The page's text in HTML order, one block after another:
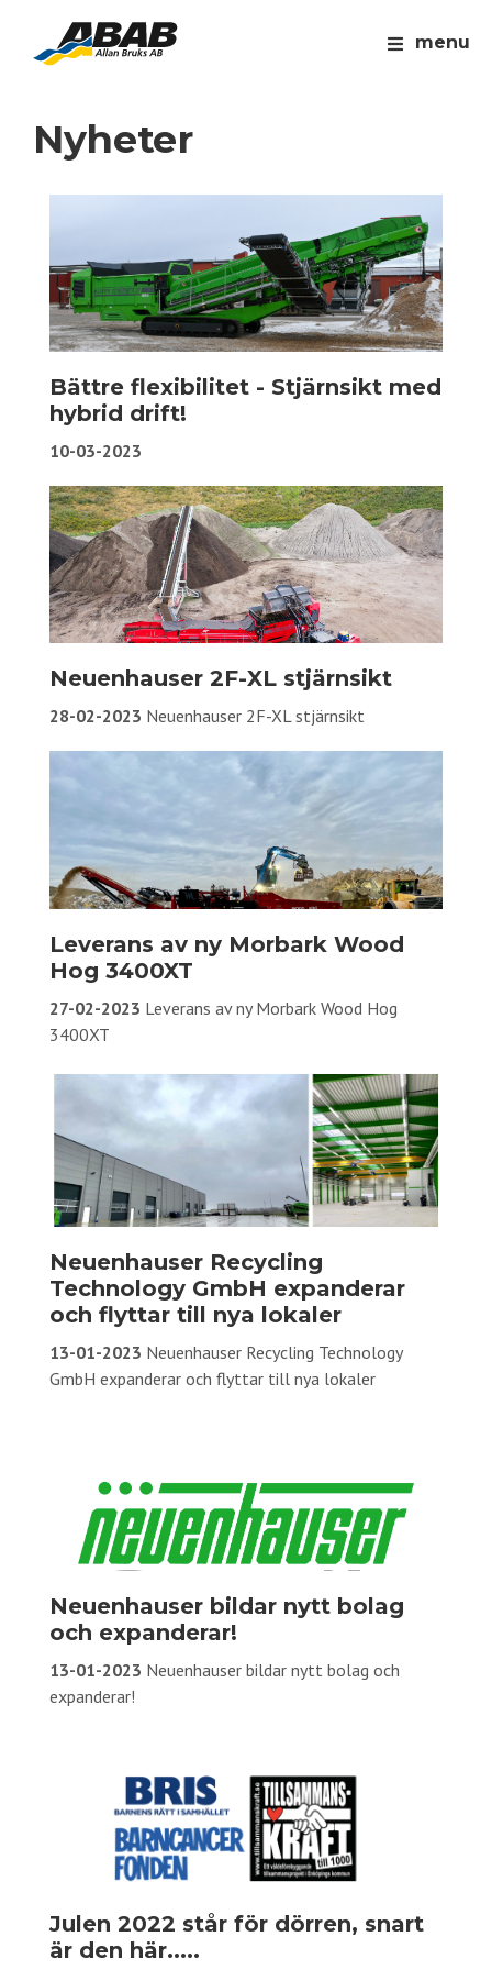
menu
Nyheter
Bättre flexibilitet - Stjärnsikt med
hybrid drift!
10-03-2023
Neuenhauser 2F-XL stjärnsikt
28-02-2023 Neuenhauser 2F-XL stjärnsikt
Leverans av ny Morbark Wood
Hog 3400XT
27-02-2023 Leverans av ny Morbark Wood Hog
3400XT
Neuenhauser Recycling
Technology GmbH expanderar
och flyttar till nya lokaler
13-01-2023 Neuenhauser Recycling Technology
GmbH expanderar och flyttar till nya lokaler
Neuenhauser bildar nytt bolag
och expanderar!
13-01-2023 Neuenhauser bildar nytt bolag och
expanderar!
Julen 2022 står för dörren, snart
är den här.....